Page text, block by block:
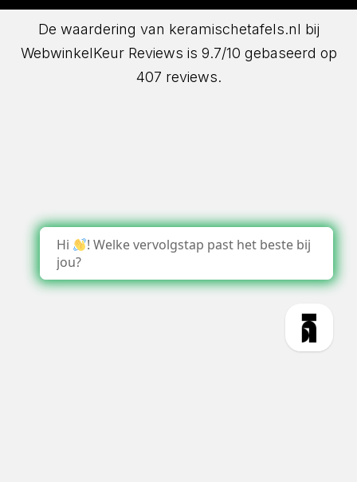
De waardering van keramischetafels.nl bij
WebwinkelKeur Reviews is 9.7/10 gebaseerd op
407 reviews.
Hi
! Welke vervolgstap past het beste bij
jou?